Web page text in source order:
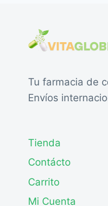
Tu farmacia de
Envíos
Tienda
Contácto
Carrito
Mi Cuenta